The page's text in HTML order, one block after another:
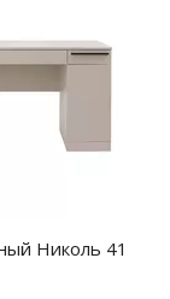
Николь 41